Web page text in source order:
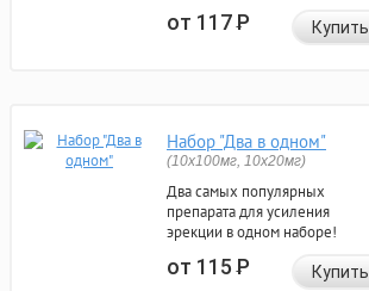
от 117Р Купить
Набор "Два в одном"
(10x100мг, 10x20мг)
Два самых популярных
препарата для усиления
эрекции в одном наборе!
от 115Р Купить